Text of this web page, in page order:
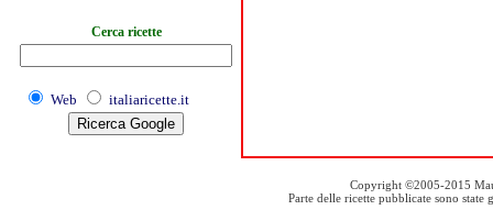
Cerca ricette
Web italiaricette.it
Copyright ©2005-2015
Parte delle ricette pubblicate sono state